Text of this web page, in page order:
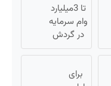
تا 3میلیارد
وام سرمایه
در گردش
فروشندگان
فروشگاهت
برای